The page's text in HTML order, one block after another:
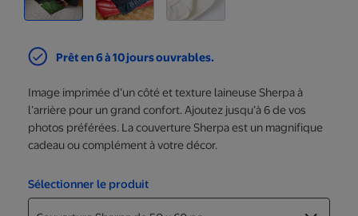
Prêt en 6 à 10 jours ouvrables.
Image imprimée d’un côté et texture laineuse Sherpa à
l’arrière pour un grand confort. Ajoutez jusqu’à 6 de vos
photos préférées. La couverture Sherpa est un magnifique
cadeau ou complément à votre décor.
Sélectionner le produit